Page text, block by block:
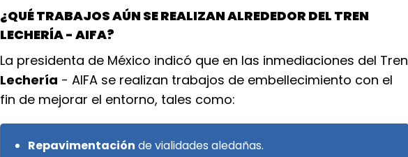
¿QUÉ TRABAJOS AÚN SE REALIZAN ALREDEDOR DEL TREN
LECHERÍA - AIFA?
La presidenta de México indicó que en las inmediaciones del Tren
Lechería - AIFA se realizan trabajos de embellecimiento con el
fin de mejorar el entorno, tales como:
Repavimentación de vialidades aledañas.